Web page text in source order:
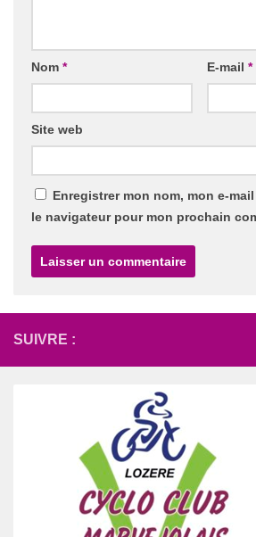
Nom * E-mail *
Site web
Enregistrer mon nom, mon e-
le navigateur pour mon prochain
SUIVRE :